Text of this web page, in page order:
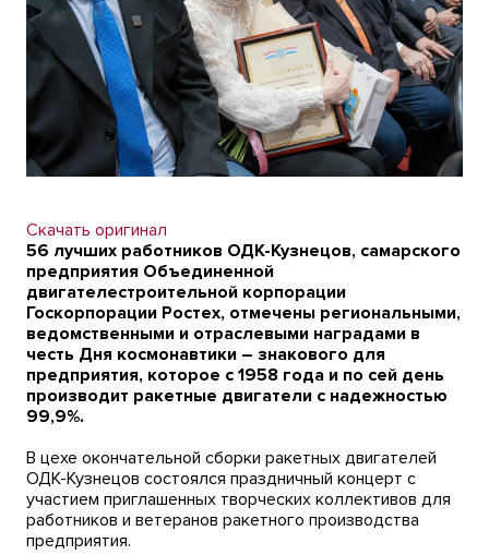
Скачать оригинал
56 лучших работников ОДК-Кузнецов, самарского
предприятия Объединенной
двигателестроительной корпорации
Госкорпорации Ростех, отмечены региональными,
ведомственными и отраслевыми наградами в
честь Дня космонавтики – знакового для
предприятия, которое с 1958 года и по сей день
производит ракетные двигатели с надежностью
99,9%.
В цехе окончательной сборки ракетных двигателей
ОДК-Кузнецов состоялся праздничный концерт с
участием приглашенных творческих коллективов для
работников и ветеранов ракетного производства
предприятия.